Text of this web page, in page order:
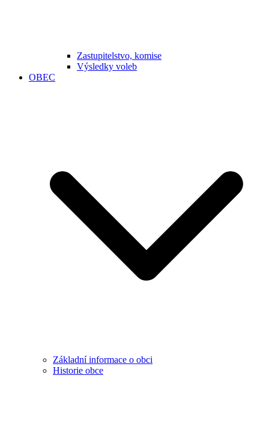
Zastupitelstvo, komise
Výsledky voleb
OBEC
Základní informace o obci
Historie obce